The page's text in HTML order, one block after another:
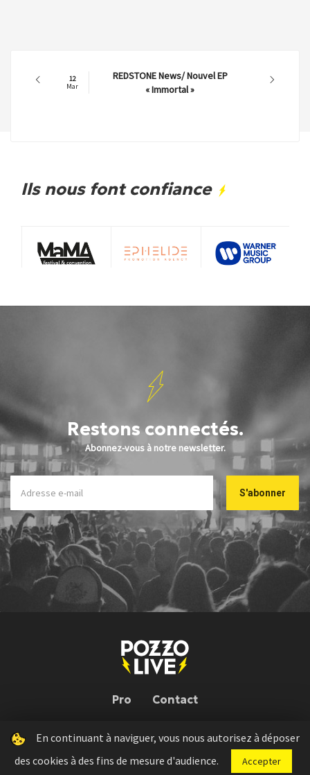
12
Mar
REDSTONE News/ Nouvel EP
« Immortal »
Ils nous font confiance
Restons connectés.
Abonnez-vous à notre newsletter.
Pro Contact
Pozzo Live © 2026 | Conception : Pozzo Team, avec l'aide deBloop
Press kit Règlement concours Mentions légales
En continuant à naviguer, vous nous autorisez à déposer
des cookies à des fins de mesure d'audience.
Accepter